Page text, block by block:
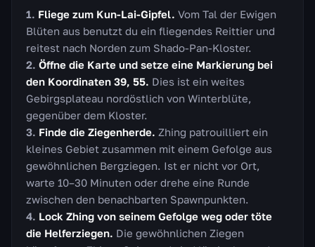
Fliege zum Kun-Lai-Gipfel. Vom Tal der Ewigen
Blüten aus benutzt du ein fliegendes Reittier und
reitest nach Norden zum Shado-Pan-Kloster.
Öffne die Karte und setze eine Markierung bei
den Koordinaten 39, 55. Dies ist ein weites
Gebirgsplateau nordöstlich von Winterblüte,
gegenüber dem Kloster.
Finde die Ziegenherde. Zhing patrouilliert ein
kleines Gebiet zusammen mit einem Gefolge aus
gewöhnlichen Bergziegen. Ist er nicht vor Ort,
warte 10–30 Minuten oder drehe eine Runde
zwischen den benachbarten Spawnpunkten.
Lock Zhing von seinem Gefolge weg oder töte
die Helferziegen. Die gewöhnlichen Ziegen